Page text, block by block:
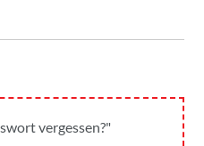
vergessen?"